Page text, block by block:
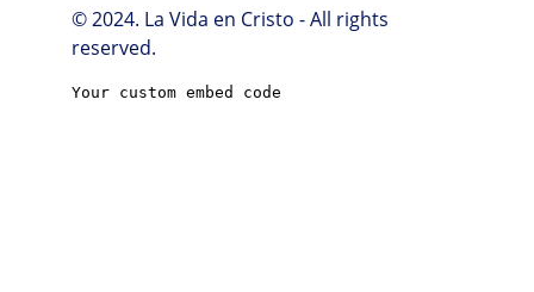
© 2024. La Vida en Cristo - All rights
reserved.